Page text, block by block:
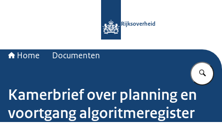
Rijksoverheid
Home Documenten
Kamerbrief over planning en
voortgang algoritmeregister